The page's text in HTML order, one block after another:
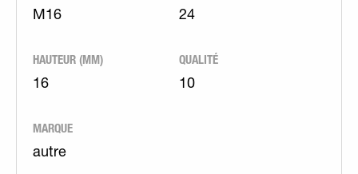
M16 24
HAUTEUR (MM)
16
QUALITÉ
10
MARQUE
autre